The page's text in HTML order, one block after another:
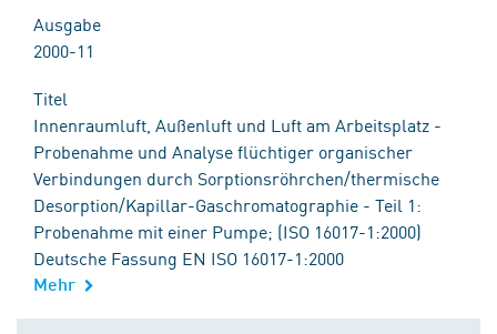
Ausgabe
2000-11
Titel
Innenraumluft, Außenluft und Luft am Arbeitsplatz -
Probenahme und Analyse flüchtiger organischer
Verbindungen durch Sorptionsröhrchen/thermische
Desorption/Kapillar-Gaschromatographie - Teil 1:
Probenahme mit einer Pumpe; (ISO 16017-1:2000)
Deutsche Fassung EN ISO 16017-1:2000
Mehr